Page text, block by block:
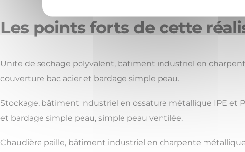
Les points forts de cette
Unité de séchage polyvalent, bâtiment industriel en
couverture bac acier et bardage simple peau.
Stockage, bâtiment industriel en ossature métallique IPE et
et bardage simple peau, simple peau ventilée.
Chaudière paille, bâtiment industriel en charpente